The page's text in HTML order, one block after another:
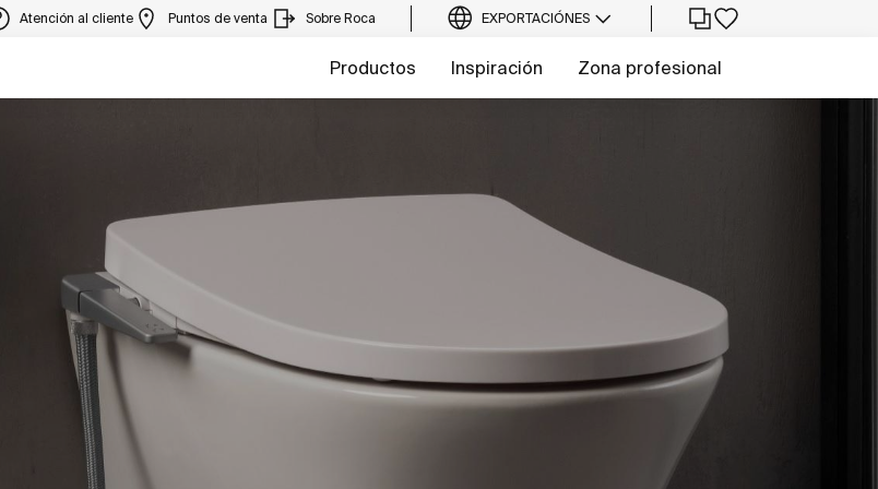
Atención al cliente Puntos de venta Sobre Roca EXPORTACIÓNES
Productos Inspiración Zona profesional